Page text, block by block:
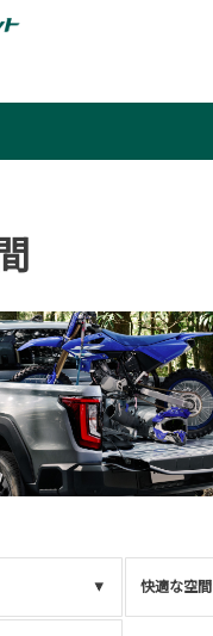
カーラインアップ
快適な空間